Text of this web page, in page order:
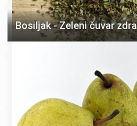
Bosiljak - Zeleni čuvar